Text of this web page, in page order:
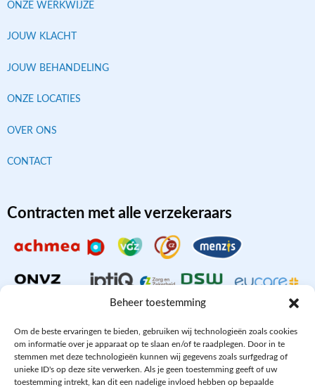
Beheer toestemming
Om de beste ervaringen te bieden, gebruiken wij technologieën zoals cookies
om informatie over je apparaat op te slaan en/of te raadplegen. Door in te
stemmen met deze technologieën kunnen wij gegevens zoals surfgedrag of
unieke ID's op deze site verwerken. Als je geen toestemming geeft of uw
toestemming intrekt, kan dit een nadelige invloed hebben op bepaalde
ONZE WERKWIJZE
JOUW KLACHT
JOUW BEHANDELING
ONZE LOCATIES
OVER ONS
CONTACT
Contracten met alle verzekeraars
Aangesloten bij